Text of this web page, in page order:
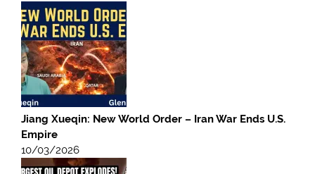
Jiang Xueqin: New World Order – Iran War Ends U.S.
Empire
10/03/2026